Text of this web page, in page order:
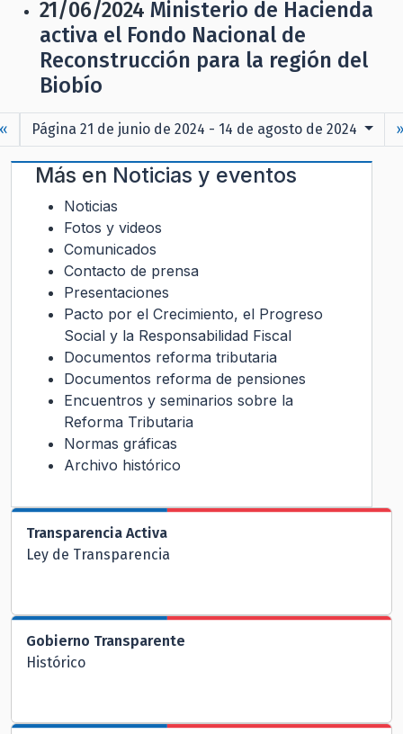
21/06/2024 Ministerio de Hacienda
activa el Fondo Nacional de
Reconstrucción para la región del
Biobío
« Página 21 de junio de 2024 - 14 de agosto de 2024 »
Más en Noticias y eventos
Noticias
Fotos y videos
Comunicados
Contacto de prensa
Presentaciones
Pacto por el Crecimiento, el Progreso
Social y la Responsabilidad Fiscal
Documentos reforma tributaria
Documentos reforma de pensiones
Encuentros y seminarios sobre la
Reforma Tributaria
Normas gráficas
Archivo histórico
Transparencia Activa
Ley de Transparencia
Gobierno Transparente
Histórico